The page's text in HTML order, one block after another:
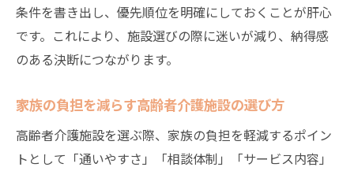
条件を書き出し、優先順位を明確にしておくことが肝心
です。これにより、施設選びの際に迷いが減り、納得感
のある決断につながります。
家族の負担を減らす高齢者介護施設の選び方
高齢者介護施設を選ぶ際、家族の負担を軽減するポイン
トとして「通いやすさ」「相談体制」「サービス内容」